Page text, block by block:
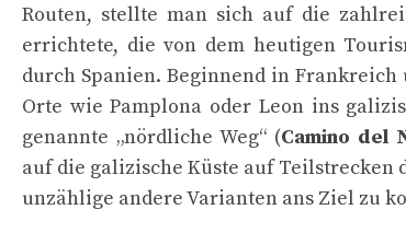
Routen, stellte man sich auf die
errichtete, die von dem heutigen
durch Spanien. Beginnend in
Orte wie Pamplona oder Leon ins
genannte „nördliche Weg“ (Camino del
auf die galizische Küste auf Teilstrecken
unzählige andere Varianten ans Ziel zu